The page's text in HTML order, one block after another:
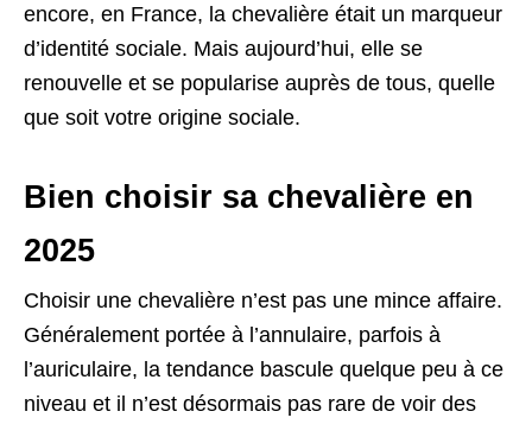
encore, en France, la chevalière était un marqueur
d’identité sociale. Mais aujourd’hui, elle se
renouvelle et se popularise auprès de tous, quelle
que soit votre origine sociale.
Bien choisir sa chevalière en
2025
Choisir une chevalière n’est pas une mince affaire.
Généralement portée à l’annulaire, parfois à
l’auriculaire, la tendance bascule quelque peu à ce
niveau et il n’est désormais pas rare de voir des